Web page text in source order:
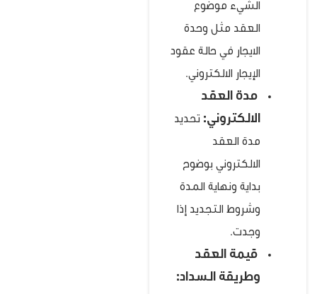
الشيء موضوع
العقد مثل وحدة
الايجار في حالة عقود
الإيجار الالكتروني.
مدة العقد
الالكتروني: تحديد
مدة العقد
الالكتروني بوضوح
بداية ونهاية المدة
وشروط التجديد إذا
وجدت.
قيمة العقد
وطريقة السداد: